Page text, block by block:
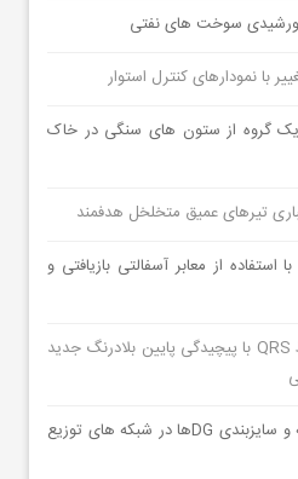
خورشیدی سوخت های نفتی
با نمودارهای کنترل استوار
یک گروه از ستون های سنگی در خاک
تیرهای عمیق متخلخل هدفمند
استفاده از معابر آسفالتی بازیافتی و
دانلود مقاله آشکارساز مختلط QRS با پیچیدگی پایین بلادرنگ جدید
دانلود مقاله جایابی چندهدفه و سایزبندی DGها در شبکه های توزیع